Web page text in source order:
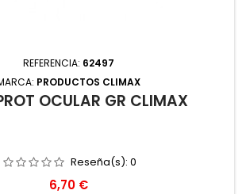
REFERENCIA: 62497
PRODUCTOS CLIMAX
OCULAR GR CLIMAX
Reseña(s): 0
Precio
6,70 €